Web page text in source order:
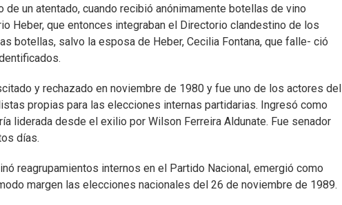
un atentado, cuando recibió anónimamente botellas de vino
Heber, que entonces integraban el Directorio clandestino de los
botellas, salvo la esposa de Heber, Cecilia Fontana, que falle- ció
y rechazado en noviembre de 1980 y fue uno de los actores del
propias para las elecciones internas partidarias. Ingresó como
liderada desde el exilio por Wilson Ferreira Aldunate. Fue senador
días.
reagrupamientos internos en el Partido Nacional, emergió como
margen las elecciones nacionales del 26 de noviembre de 1989.